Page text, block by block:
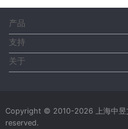
产品
支持
关于
Copyright © 2010-2026 上海中昱
reserved.